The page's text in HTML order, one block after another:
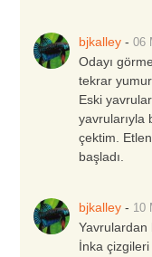
bjkalley -06
Odayı
tekrar
Eski
yavrularıyla
çektim.
başladı.
bjkalley - 10
Yavrulardan
İnka çizgileri